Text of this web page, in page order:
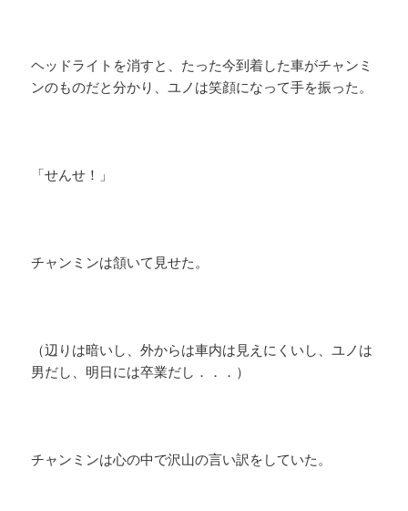
ヘッドライトを消すと、たった今到着した車がチャンミ
ンのものだと分かり、ユノは笑顔になって手を振った。
「せんせ！」
チャンミンは頷いて見せた。
（辺りは暗いし、外からは車内は見えにくいし、ユノは
男だし、明日には卒業だし．．．）
チャンミンは心の中で沢山の言い訳をしていた。